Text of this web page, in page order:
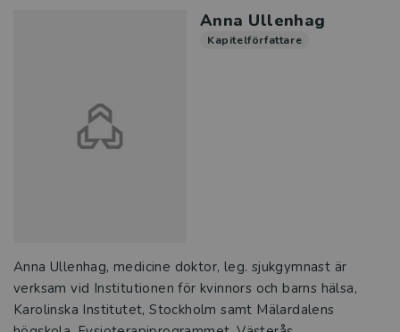
Anna Ullenhag
Kapitelförfattare
Anna Ullenhag, medicine doktor, leg. sjukgymnast är
verksam vid Institutionen för kvinnors och barns hälsa,
Karolinska Institutet, Stockholm samt Mälardalens